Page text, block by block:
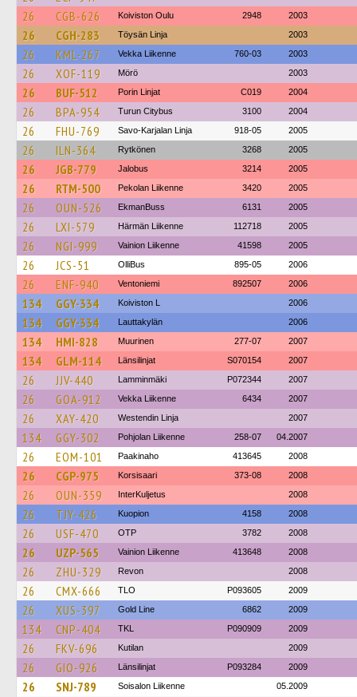
26 CGB-626 Koiviston Oulu 2948 2003
26 CGH-283 Töysän Linja 2003
26 KML-267 Vekka Liikenne 760-03 2003
26 XOF-119 Mörö 2003
26 BUF-512 Porin Linjat C019 2004
26 BPA-954 Turun Citybus 3100 2004
26 FHU-769 Savo-Karjalan Linja 918-05 2005
26 ILN-364 Rytkönen 3268 2005
26 JGB-779 Jalobus 3214 2005
26 RTM-500 Pekolan Liikenne 3420 2005
26 OUN-526 EkmanBuss 6131 2005
26 LXI-579 Härmän Liikenne 112718 2005
26 NGI-999 Vainion Liikenne 41598 2005
26 JCS-51 OlliBus 895-05 2006
26 ENF-940 Ventoniemi 892507 2006
134 GGY-334 Koiviston L 2006
134 GGY-334 Lauttakylän 2006
134 HMI-828 Muurinen 277-07 2007
134 GLM-114 Länsilinjat S070154 2007
26 JJV-440 Lamminmäki P072344 2007
26 GOA-912 Vekka Liikenne 6434 2007
26 XAY-420 Westendin Linja 2007
134 GGY-302 Pohjolan Liikenne 258-07 04.2007
26 EOM-101 Paakinaho 413645 2008
26 CGP-975 Korsisaari 373-08 2008
26 OUN-359 InterKuljetus 2008
26 TJY-426 Kuopion 4158 2008
26 USF-470 OTP 3782 2008
26 UZP-565 Vainion Liikenne 413648 2008
26 ZHU-329 Revon 2008
26 CMX-666 TLO P093605 2009
26 XUS-397 Gold Line 6862 2009
134 CNP-404 TKL P090909 2009
26 FKV-696 Kutilan 2009
26 GIO-926 Länsilinjat P093284 2009
26 SNJ-789 Soisalon Liikenne 05.2009